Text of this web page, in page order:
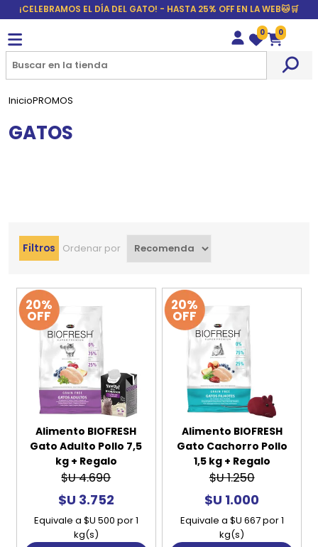
¡CELEBRAMOS EL DÍA DEL GATO! - HASTA 25% OFF EN LA WEB🐱🛒
Wishlist
0
Carrito
0
InicioPROMOS
GATOS
Filtros Ordenar por
20%
OFF
Alimento BIOFRESH
Gato Adulto Pollo 7,5
kg + Regalo
$U 4.690
$U 3.752
Equivale a $U 500 por 1
kg(s)
20%
OFF
Alimento BIOFRESH
Gato Cachorro Pollo
1,5 kg + Regalo
$U 1.250
$U 1.000
Equivale a $U 667 por 1
kg(s)